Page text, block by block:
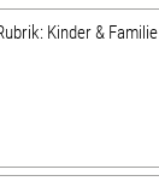
Kinder & Familie